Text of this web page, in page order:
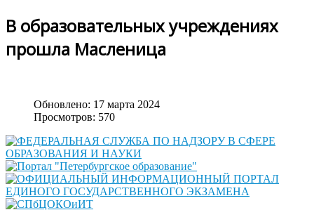
В образовательных учреждениях
прошла Масленица
Обновлено: 17 марта 2024
Просмотров: 570